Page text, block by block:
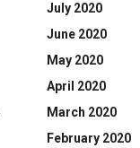
July 2020
June 2020
May 2020
April 2020
March 2020
February 2020